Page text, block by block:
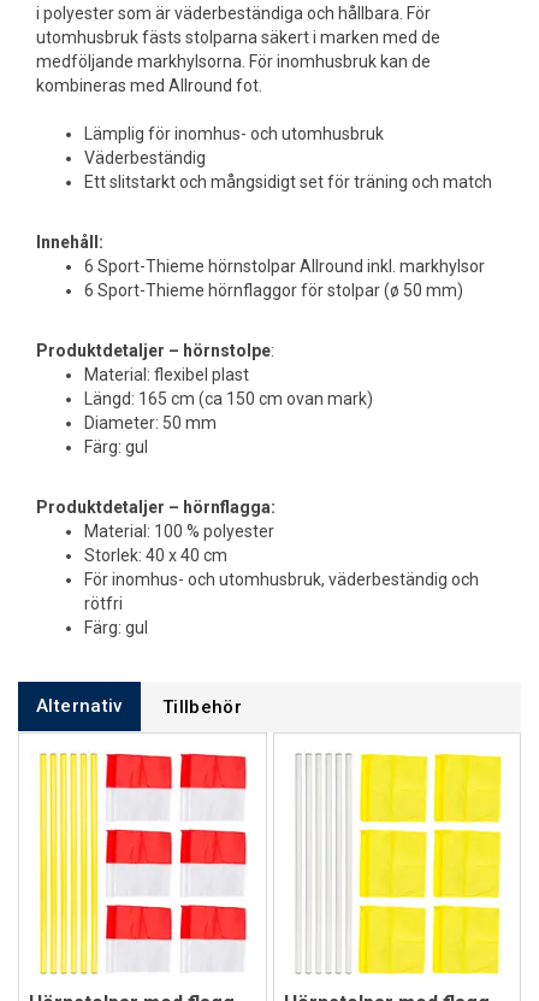
i polyester som är väderbeständiga och hållbara. För
utomhusbruk fästs stolparna säkert i marken med de
medföljande markhylsorna. För inomhusbruk kan de
kombineras med Allround fot.
Lämplig för inomhus- och utomhusbruk
Väderbeständig
Ett slitstarkt och mångsidigt set för träning och match
Innehåll:
6 Sport-Thieme hörnstolpar Allround inkl. markhylsor
6 Sport-Thieme hörnflaggor för stolpar (ø 50 mm)
Produktdetaljer – hörnstolpe:
Material: flexibel plast
Längd: 165 cm (ca 150 cm ovan mark)
Diameter: 50 mm
Färg: gul
Produktdetaljer – hörnflagga:
Material: 100 % polyester
Storlek: 40 x 40 cm
För inomhus- och utomhusbruk, väderbeständig och
rötfri
Färg: gul
Alternativ Tillbehör